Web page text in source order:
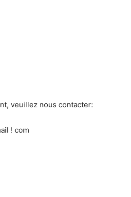
veuillez nous contacter:
! com